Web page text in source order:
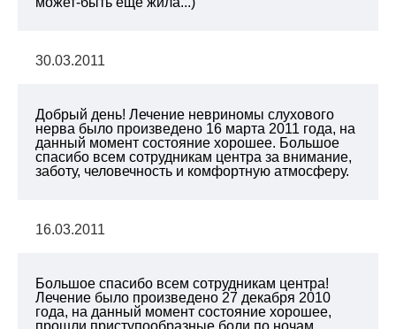
30.03.2011
Добрый день! Лечение невриномы слухового
нерва было произведено 16 марта 2011 года, на
данный момент состояние хорошее. Большое
спасибо всем сотрудникам центра за внимание,
заботу, человечность и комфортную атмосферу.
16.03.2011
Большое спасибо всем сотрудникам центра!
Лечение было произведено 27 декабря 2010
года, на данный момент состояние хорошее,
прошли приступообразные боли по ночам,